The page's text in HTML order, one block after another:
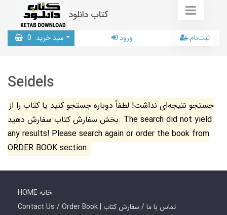
کتاب دانلود
سبد خرید 0 ورود ثبت‌نام
Seidels
جستجو نتیجه‌ای نداشت! لطفاً دوباره جستجو کنید یا کتاب را از
بخش سفارش کتاب سفارش دهید. The search did not yield
any results! Please search again or order the book from
ORDER BOOK section.
HOME خانه
Contact Us / Order Book | تماس با ما / سفارش کتاب